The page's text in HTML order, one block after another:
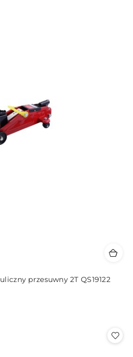
przesuwny 2T QS19122